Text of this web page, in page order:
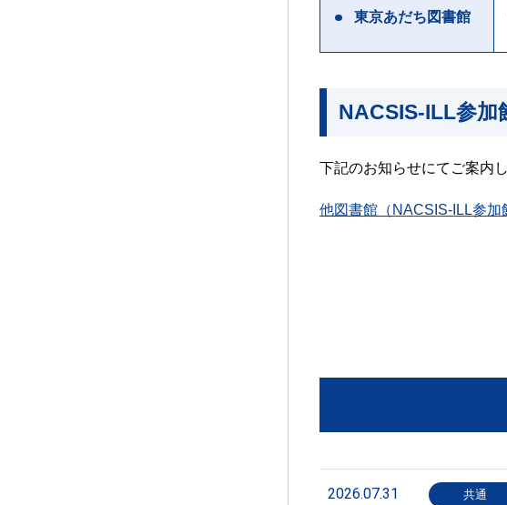
東京あだち図書館
NACSIS-ILL参加
下記のお知らせにてご案内
他図書館（NACSIS-ILL参加
2026.07.31 共通